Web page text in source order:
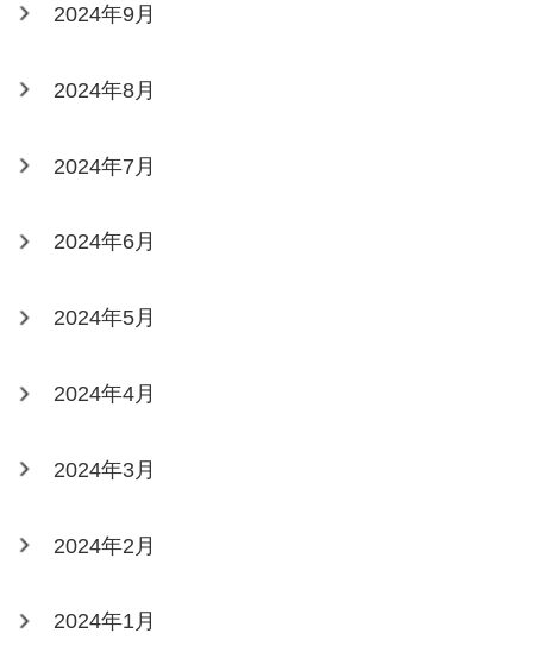
2024年9月
2024年8月
2024年7月
2024年6月
2024年5月
2024年4月
2024年3月
2024年2月
2024年1月